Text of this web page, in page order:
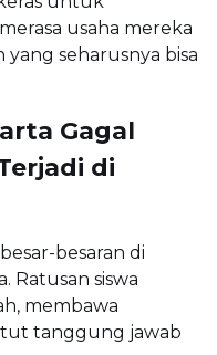
usaha mereka
yang seharusnya bisa
Gagal
di
besaran di
Ratusan siswa
membawa
tanggung jawab